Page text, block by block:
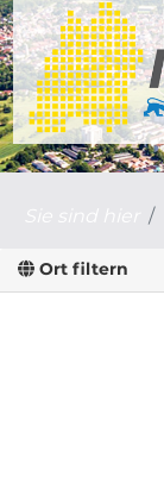
Ort filtern